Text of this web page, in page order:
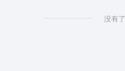
没有了